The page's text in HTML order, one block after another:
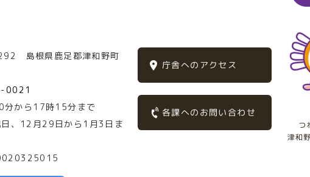
島根県鹿足郡津和野町
0021
分から17時15分まで
日、12月29日から1月3日ま
庁舎へのアクセス
各課へのお問い合わせ